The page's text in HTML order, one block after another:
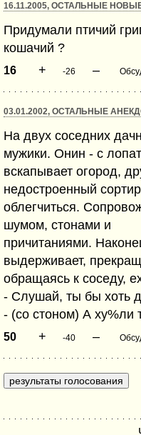
16.11.2005, ОСТАЛЬНЫЕ
Придумали птичий
кошачий ?
16 + -26 –
03.01.2002, ОСТАЛЬНЫЕ
На двух соседних
мужики. Онин - с
вскапывает огород,
недостроенный
облегчиться.
шумом, стонами и
причитаниями.
выдерживает,
обращаясь к соседу,
- Слушай, ты бы хоть
- (со стоном) А ху%ли
50 + -40 –